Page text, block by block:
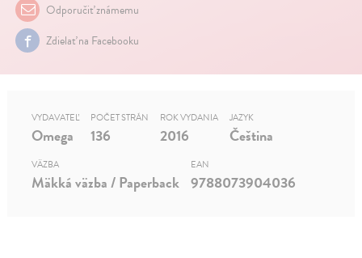
Odporučiť známemu
Zdielať na Facebooku
VYDAVATEĽ
Omega
POČET STRÁN
136
ROK VYDANIA
2016
JAZYK
Čeština
VÄZBA
Mäkká väzba / Paperback
EAN
9788073904036